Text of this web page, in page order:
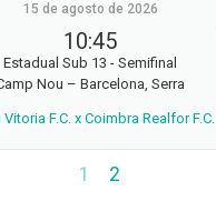
15 de agosto de 2026
10:45
Estadual Sub 13 - Semifinal
Nou – Barcelona, Serra
F.C. x Coimbra Realfor F.C.
1 2